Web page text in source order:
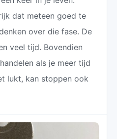
dat meteen goed te
over die fase. De
veel tijd. Bovendien
als je meer tijd
lukt, kan stoppen ook